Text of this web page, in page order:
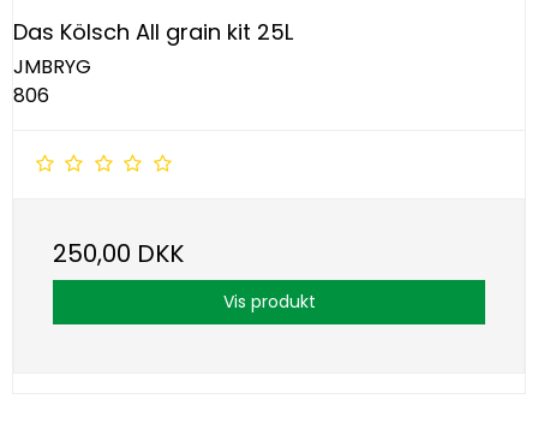
Das Kölsch All grain kit 25L
JMBRYG
806
250,00 DKK
Vis produkt